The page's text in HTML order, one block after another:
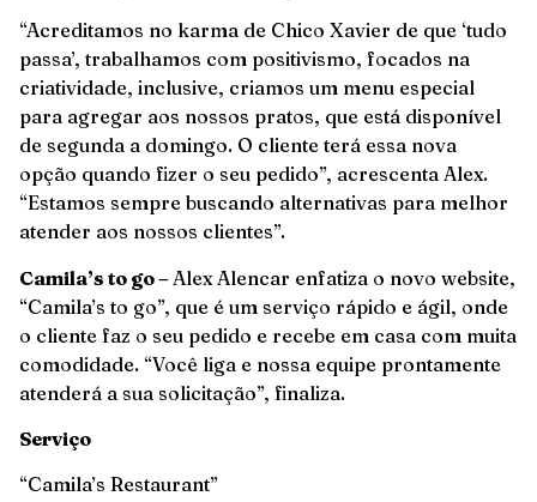
“Acreditamos no karma de Chico Xavier de que ‘tudo
passa’, trabalhamos com positivismo, focados na
criatividade, inclusive, criamos um menu especial
para agregar aos nossos pratos, que está disponível
de segunda a domingo. O cliente terá essa nova
opção quando fizer o seu pedido”, acrescenta Alex.
“Estamos sempre buscando alternativas para melhor
atender aos nossos clientes”.
Camila’s to go – Alex Alencar enfatiza o novo website,
“Camila’s to go”, que é um serviço rápido e ágil, onde
o cliente faz o seu pedido e recebe em casa com muita
comodidade. “Você liga e nossa equipe prontamente
atenderá a sua solicitação”, finaliza.
Serviço
“Camila’s Restaurant”